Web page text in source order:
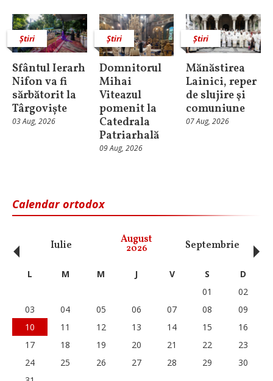
Știri
Sfântul Ierarh
Nifon va fi
sărbătorit la
Târgoviște
03 Aug, 2026
Știri
Domnitorul
Mihai
Viteazul
pomenit la
Catedrala
Patriarhală
09 Aug, 2026
Știri
Mănăstirea
Lainici, reper
de slujire şi
comuniune
07 Aug, 2026
Calendar ortodox
Iulie August
2026 Septembrie
‹ L M M J V S
D
01
02
03
04 05 06 07 08
09
10
11 12 13 14 15
16
17
18 19 20 21 22
23
24
25 26 27 28 29
30